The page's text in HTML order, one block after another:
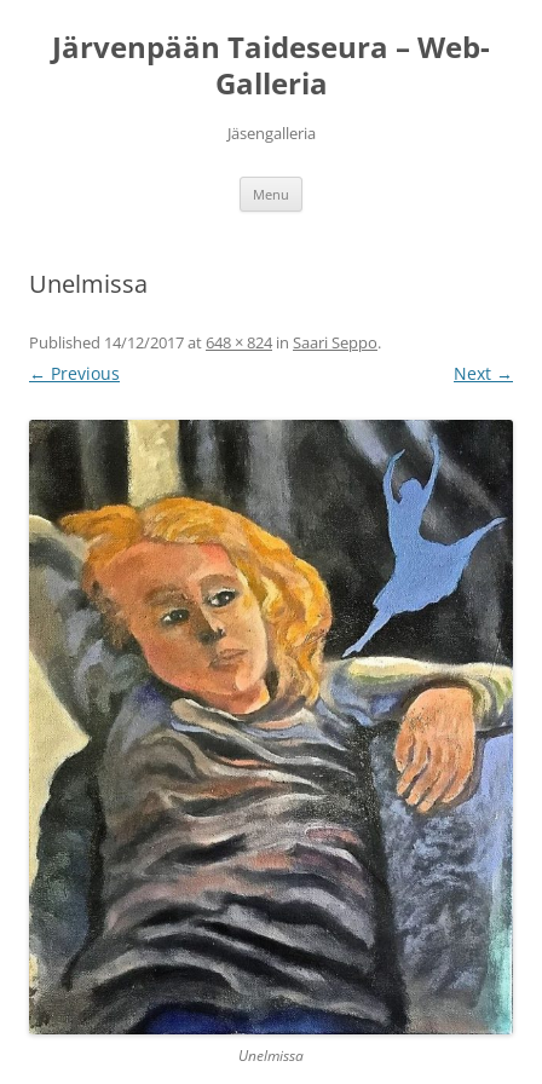
Järvenpään Taideseura – Web-
Galleria
Jäsengalleria
Menu
Unelmissa
Published 14/12/2017at648 × 824in Saari Seppo.
← Previous Next →
Unelmissa